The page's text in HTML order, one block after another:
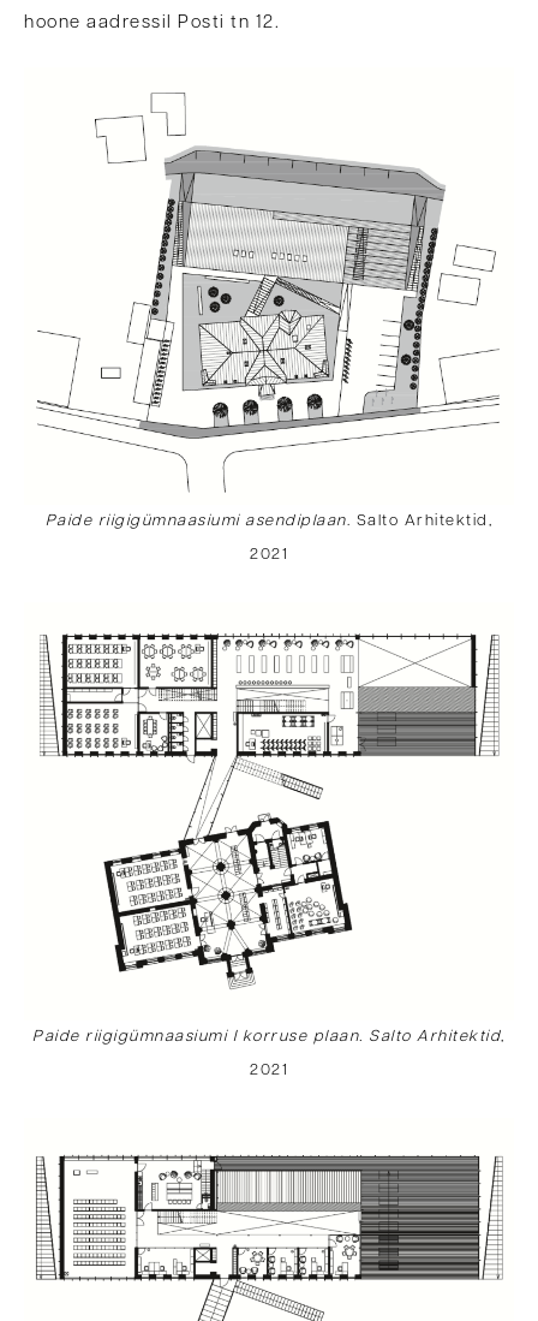
hoone aadressil Posti tn 12.
Paide riigigümnaasiumi asendiplaan. Salto Arhitektid,
2021
Paide riigigümnaasiumi I korruse plaan. Salto Arhitektid,
2021